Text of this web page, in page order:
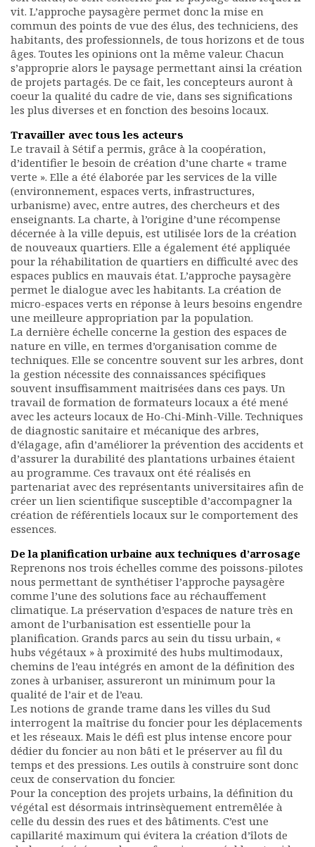
vit. L’approche paysagère permet donc la mise en
commun des points de vue des élus, des techniciens, des
habitants, des professionnels, de tous horizons et de tous
âges. Toutes les opinions ont la même valeur. Chacun
s’approprie alors le paysage permettant ainsi la création
de projets partagés. De ce fait, les concepteurs auront à
coeur la qualité du cadre de vie, dans ses significations
les plus diverses et en fonction des besoins locaux.
Travailler avec tous les acteurs
Le travail à Sétif a permis, grâce à la coopération,
d’identifier le besoin de création d’une charte « trame
verte ». Elle a été élaborée par les services de la ville
(environnement, espaces verts, infrastructures,
urbanisme) avec, entre autres, des chercheurs et des
enseignants. La charte, à l’origine d’une récompense
décernée à la ville depuis, est utilisée lors de la création
de nouveaux quartiers. Elle a également été appliquée
pour la réhabilitation de quartiers en difficulté avec des
espaces publics en mauvais état. L’approche paysagère
permet le dialogue avec les habitants. La création de
micro-espaces verts en réponse à leurs besoins engendre
une meilleure appropriation par la population.
La dernière échelle concerne la gestion des espaces de
nature en ville, en termes d’organisation comme de
techniques. Elle se concentre souvent sur les arbres, dont
la gestion nécessite des connaissances spécifiques
souvent insuffisamment maitrisées dans ces pays. Un
travail de formation de formateurs locaux a été mené
avec les acteurs locaux de Ho-Chi-Minh-Ville. Techniques
de diagnostic sanitaire et mécanique des arbres,
d’élagage, afin d’améliorer la prévention des accidents et
d’assurer la durabilité des plantations urbaines étaient
au programme. Ces travaux ont été réalisés en
partenariat avec des représentants universitaires afin de
créer un lien scientifique susceptible d’accompagner la
création de référentiels locaux sur le comportement des
essences.
De la planification urbaine aux techniques d’arrosage
Reprenons nos trois échelles comme des poissons-pilotes
nous permettant de synthétiser l’approche paysagère
comme l’une des solutions face au réchauffement
climatique. La préservation d’espaces de nature très en
amont de l’urbanisation est essentielle pour la
planification. Grands parcs au sein du tissu urbain, «
hubs végétaux » à proximité des hubs multimodaux,
chemins de l’eau intégrés en amont de la définition des
zones à urbaniser, assureront un minimum pour la
qualité de l’air et de l’eau.
Les notions de grande trame dans les villes du Sud
interrogent la maîtrise du foncier pour les déplacements
et les réseaux. Mais le défi est plus intense encore pour
dédier du foncier au non bâti et le préserver au fil du
temps et des pressions. Les outils à construire sont donc
ceux de conservation du foncier.
Pour la conception des projets urbains, la définition du
végétal est désormais intrinsèquement entremêlée à
celle du dessin des rues et des bâtiments. C’est une
capillarité maximum qui évitera la création d’îlots de